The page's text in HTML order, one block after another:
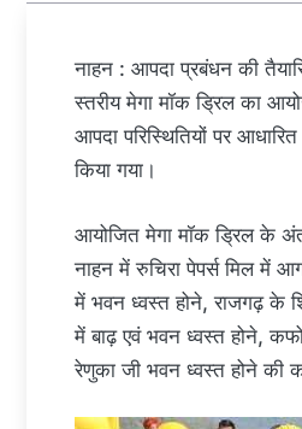
नाहन : आपदा प्रबंधन की
स्तरीय मेगा मॉक ड्रिल का
आपदा परिस्थितियों पर
किया गया।
आयोजित मेगा मॉक ड्रिल के
नाहन में रुचिरा पेपर्स मिल में
में भवन ध्वस्त होने, राजगढ़ के
में बाढ़ एवं भवन ध्वस्त होने,
रेणुका जी भवन ध्वस्त होने की